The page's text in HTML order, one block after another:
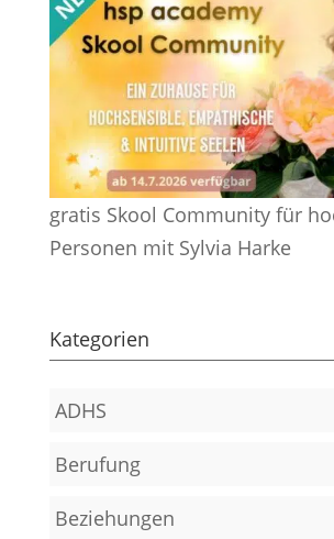
gratis Skool Community für
Personen mit Sylvia Harke
Kategorien
ADHS
Berufung
Beziehungen